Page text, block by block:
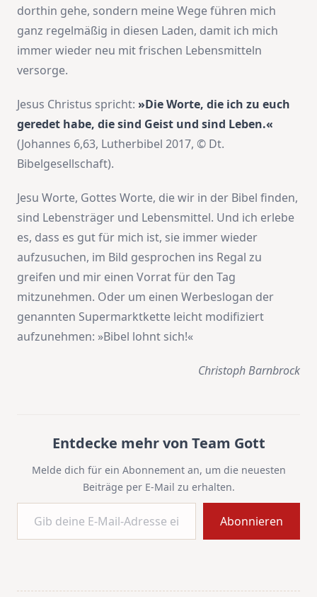
dorthin gehe, sondern meine Wege führen mich
ganz regelmäßig in diesen Laden, damit ich mich
immer wieder neu mit frischen Lebensmitteln
versorge.
Jesus Christus spricht: »Die Worte, die ich zu euch
geredet habe, die sind Geist und sind Leben.«
(Johannes 6,63, Lutherbibel 2017, © Dt.
Bibelgesellschaft).
Jesu Worte, Gottes Worte, die wir in der Bibel finden,
sind Lebensträger und Lebensmittel. Und ich erlebe
es, dass es gut für mich ist, sie immer wieder
aufzusuchen, im Bild gesprochen ins Regal zu
greifen und mir einen Vorrat für den Tag
mitzunehmen. Oder um einen Werbeslogan der
genannten Supermarktkette leicht modifiziert
aufzunehmen: »Bibel lohnt sich!«
Christoph Barnbrock
Entdecke mehr von Team Gott
Melde dich für ein Abonnement an, um die neuesten
Beiträge per E-Mail zu erhalten.
Gib deine E-Mail-Adresse ein ...
Abonnieren